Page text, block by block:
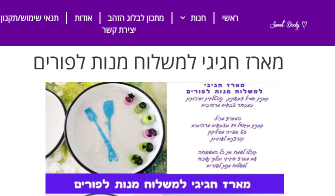
ראשי חנות מתכון לבלוג הזהב אודות
תנאי שימוש/תקנון
יצירת קשר
מארז חגיגי למשלוח מנות לפורים